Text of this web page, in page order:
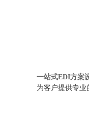
一站式EDI方案
为客户提供专业